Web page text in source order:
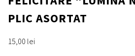
PLIC ASORTAT
15,00 lei